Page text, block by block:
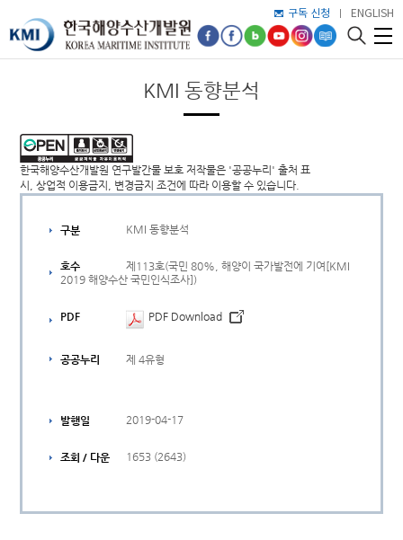
구독 신청 ENGLISH
KMI 동향분석
한국해양수산개발원 연구발간물 보호 저작물은 '공공누리' 출처 표
시, 상업적 이용금지, 변경금지 조건에 따라 이용할 수 있습니다.
구분 KMI 동향분석
호수
제113호(국민 80%, 해양이 국가발전에 기여[KMI
2019 해양수산 국민인식조사])
PDF PDF Download
공공누리 제 4유형
발행일 2019-04-17
조회 / 다운 1653 (2643)